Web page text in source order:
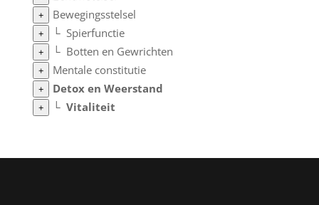
+ Bewegingsstelsel
+ └ Spierfunctie
+ └ Botten en Gewrichten
+ Mentale constitutie
+ Detox en Weerstand
+ └ Vitaliteit